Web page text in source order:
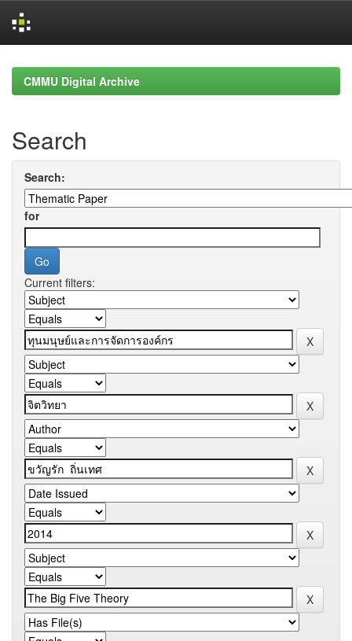
navigationCMMU Digital Archive
Search
Search:
for
Current filters: